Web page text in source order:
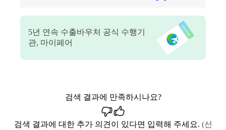
5년 연속 수출바우처 공식 수행기
관, 마이페어
검색 결과에 만족하시나요?
검색 결과에 대한 추가 의견이 있다면 입력해 주세요. (선